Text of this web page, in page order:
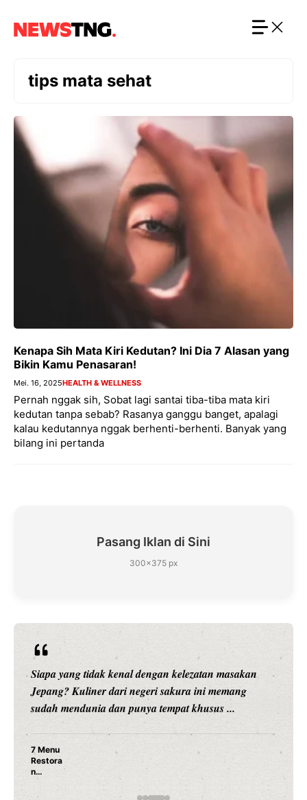
tips mata sehat
Kenapa Sih Mata Kiri Kedutan? Ini Dia 7 Alasan yang
Bikin Kamu Penasaran!
Mei. 16, 2025HEALTH & WELLNESS
Pernah nggak sih, Sobat lagi santai tiba-tiba mata kiri
kedutan tanpa sebab? Rasanya ganggu banget, apalagi
kalau kedutannya nggak berhenti-berhenti. Banyak yang
bilang ini pertanda
Pasang Iklan di Sini
300×375 px
Siapa yang tidak kenal dengan kelezatan masakan
Jepang? Kuliner dari negeri sakura ini memang
sudah mendunia dan punya tempat khusus ...
7 Menu
Restora
n
Jepang
yang